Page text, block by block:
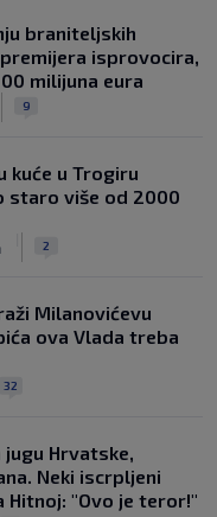
braniteljskih
isprovocira,
milijuna eura
9
kuće u Trogiru
staro više od 2000
2
Milanovićevu
ova Vlada treba
32
Hrvatske,
Neki iscrpljeni
Hitnoj: "Ovo je teror!"